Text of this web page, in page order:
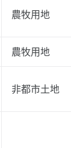
農牧用地
農牧用地
非都市土地